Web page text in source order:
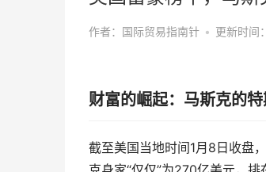
作者：国际贸易指南针 • 更新时间
财富的崛起：马斯克的
截至美国当地时间1月8日收盘